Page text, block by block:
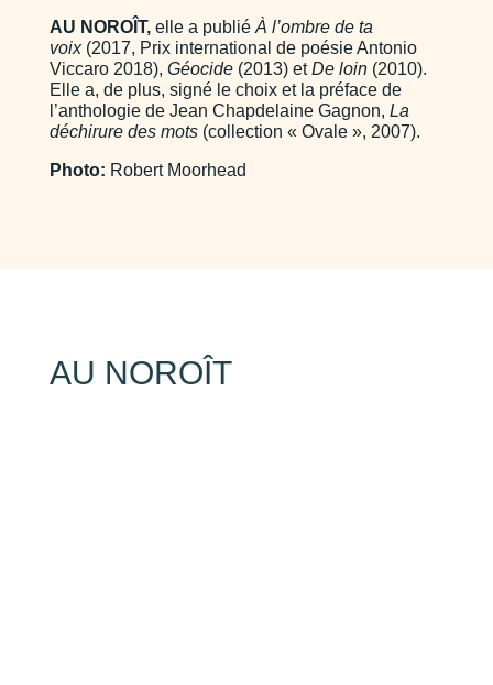
AU NOROÎT, elle a publié À l’ombre de ta
voix(2017, Prix international de poésie Antonio
Viccaro 2018), Géocide (2013) etDe loin (2010).
Elle a, de plus, signé le choix et la préface de
l’anthologie de Jean Chapdelaine Gagnon, La
déchirure des mots (collection « Ovale », 2007).
Photo: Robert Moorhead
AU NOROÎT